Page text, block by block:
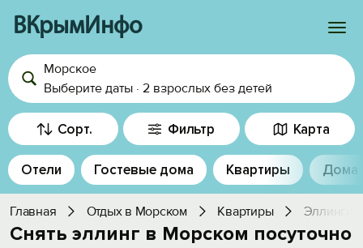
ВКрымИнфо
Войти
Избранное
История просмотра
Добавить свой объект
Морское
Выберите даты · 2 взрослых без детей
Сорт. Фильтр Карта
Отели Гостевые дома Квартиры Дома
Главная Отдых в Морском Квартиры Эллинги
Снять эллинг в Морском посуточно